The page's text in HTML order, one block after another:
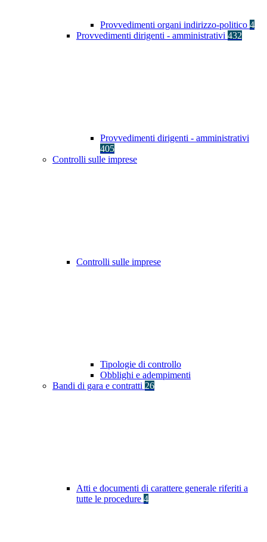
Provvedimenti organi indirizzo-politico 4
Provvedimenti dirigenti - amministrativi 432
Provvedimenti dirigenti - amministrativi
405
Controlli sulle imprese
Controlli sulle imprese
Tipologie di controllo
Obblighi e adempimenti
Bandi di gara e contratti 26
Atti e documenti di carattere generale riferiti a
tutte le procedure 4